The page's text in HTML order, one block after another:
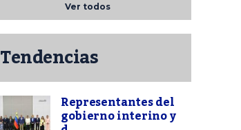
Ver todos
Tendencias
Representantes del
gobierno interino y